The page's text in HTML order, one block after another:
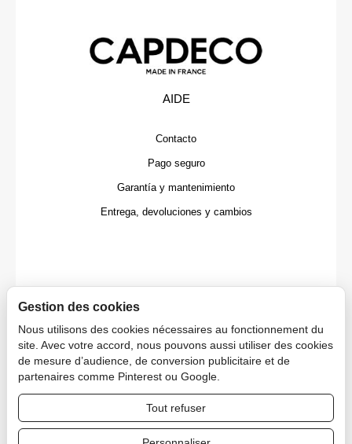
AIDE
Contacto
Pago seguro
Garantía y mantenimiento
Entrega, devoluciones y cambios
Copyright © 2026 CAPDECO.
Gestion des cookies
Nous utilisons des cookies nécessaires au fonctionnement du
site. Avec votre accord, nous pouvons aussi utiliser des cookies
de mesure d’audience, de conversion publicitaire et de
partenaires comme Pinterest ou Google.
Tout refuser